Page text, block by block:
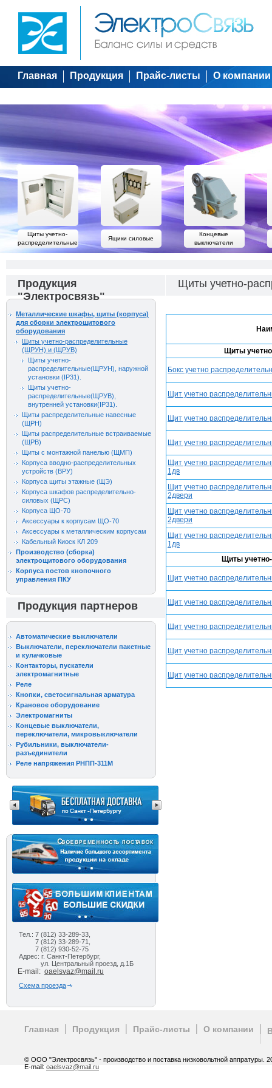
Главная Продукция Прайс-листы О компании
Щиты учетно-
распределительные
Ящики силовые
Концевые
выключатели
Продукция
"Электросвязь"
Металлические шкафы, щиты (корпуса)
для сборки электрощитового
оборудования
Щиты учетно-распределительные
(ЩРУН) и (ЩРУВ)
Щиты учетно-
распределительные(ЩРУН), наружной
установки (IP31).
Щиты учетно-
распределительные(ЩРУВ),
внутренней установки(IP31).
Щиты распределительные навесные
(ЩРН)
Щиты распределительные встраиваемые
(ЩРВ)
Щиты с монтажной панелью (ЩМП)
Корпуса вводно-распределительных
устройств (ВРУ)
Корпуса щиты этажные (ЩЭ)
Корпуса шкафов распределительно-
силовых (ЩРС)
Корпуса ЩО-70
Аксессуары к корпусам ЩО-70
Аксессуары к металлическим корпусам
Кабельный Киоск КЛ 209
Производство (сборка)
электрощитового оборудования
Корпуса постов кнопочного
управления ПКУ
Продукция партнеров
Автоматические выключатели
Выключатели, переключатели пакетные
и кулачковые
Контакторы, пускатели
электромагнитные
Реле
Кнопки, светосигнальная арматура
Крановое оборудование
Электромагниты
Концевые выключатели,
переключатели, микровыключатели
Рубильники, выключатели-
разъединители
Реле напряжения РНПП-311М
Тел.: 7 (812) 33-289-33,
7 (812) 33-289-71,
7 (812) 930-52-75
Адрес: г. Санкт-Петербург,
ул. Центральный проезд, д.1Б
E-mail: oaelsvaz@mail.ru
Схема проезда
Щиты учетно-
Щиты
Бокс учетно
Щит учетно
Щит учетно
Щит учетно
Щит учетно
1дв
Щит учетно
2двери
Щит учетно
2двери
Щит учетно
1дв
Щиты
Щит учетно
Щит учетно
Щит учетно
Щит учетно
Щит учетно
Главная Продукция Прайс-листы О компании
© ООО "Электросвязь" - производство и поставка низковольтной аппратуры.
E-mail: oaelsvaz@mail.ru